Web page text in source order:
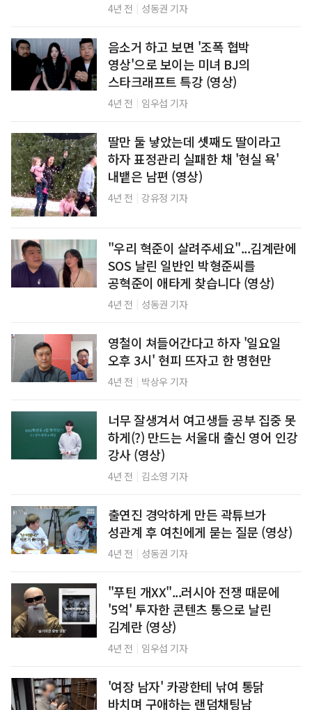
4년 전 성동권 기자
음소거 하고 보면 '조폭 협박
영상'으로 보이는 미녀 BJ의
스타크래프트 특강 (영상)
4년 전 임우섭 기자
딸만 둘 낳았는데 셋째도 딸이라고
하자 표정관리 실패한 채 '현실 욕'
내뱉은 남편 (영상)
4년 전 강유정 기자
"우리 혁준이 살려주세요"...김계란에
SOS 날린 일반인 박형준씨를
공혁준이 애타게 찾습니다 (영상)
4년 전 성동권 기자
영철이 쳐들어간다고 하자 '일요일
오후 3시' 현피 뜨자고 한 명현만
4년 전 박상우 기자
너무 잘생겨서 여고생들 공부 집중 못
하게(?) 만드는 서울대 출신 영어 인강
강사 (영상)
4년 전 김소영 기자
출연진 경악하게 만든 곽튜브가
성관계 후 여친에게 묻는 질문 (영상)
4년 전 성동권 기자
"푸틴 개XX"...러시아 전쟁 때문에
'5억' 투자한 콘텐츠 통으로 날린
김계란 (영상)
4년 전 임우섭 기자
'여장 남자' 카광한테 낚여 통닭
바치며 구애하는 랜덤채팅남